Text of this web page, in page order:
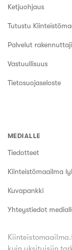
Ketjuohjaus
Tutustu
Palvelut
Vastuullisuus
Tietosuojaseloste
MEDIALLE
Tiedotteet
Kiinteistömaailma
Kuvapankki
Yhteystiedot